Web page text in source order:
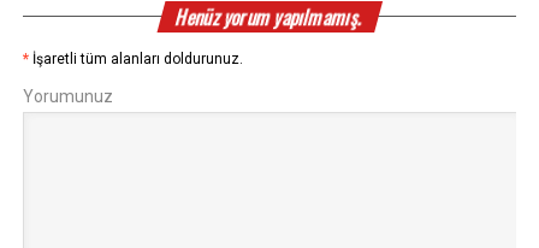
Henüz yorum yapılmamış.
* İşaretli tüm alanları doldurunuz.
Yorumunuz